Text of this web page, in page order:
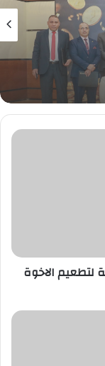
موظفيه
القروض
لتطعيم الاخوة